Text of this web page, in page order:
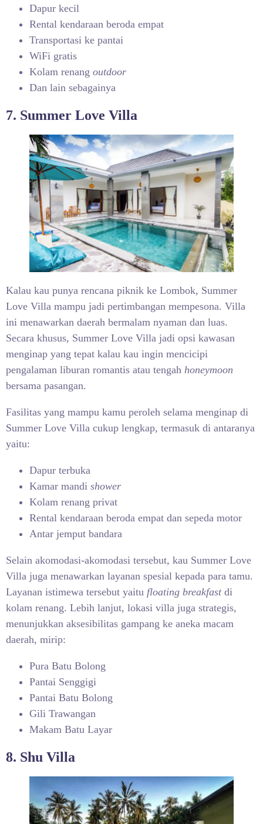
Dapur kecil
Rental kendaraan beroda empat
Transportasi ke pantai
WiFi gratis
Kolam renang outdoor
Dan lain sebagainya
7. Summer Love Villa
Kalau kau punya rencana piknik ke Lombok, Summer
Love Villa mampu jadi pertimbangan mempesona. Villa
ini menawarkan daerah bermalam nyaman dan luas.
Secara khusus, Summer Love Villa jadi opsi kawasan
menginap yang tepat kalau kau ingin mencicipi
pengalaman liburan romantis atau tengah honeymoon
bersama pasangan.
Fasilitas yang mampu kamu peroleh selama menginap di
Summer Love Villa cukup lengkap, termasuk di antaranya
yaitu:
Dapur terbuka
Kamar mandi shower
Kolam renang privat
Rental kendaraan beroda empat dan sepeda motor
Antar jemput bandara
Selain akomodasi-akomodasi tersebut, kau Summer Love
Villa juga menawarkan layanan spesial kepada para tamu.
Layanan istimewa tersebut yaitu floating breakfastdi
kolam renang. Lebih lanjut, lokasi villa juga strategis,
menunjukkan aksesibilitas gampang ke aneka macam
daerah, mirip:
Pura Batu Bolong
Pantai Senggigi
Pantai Batu Bolong
Gili Trawangan
Makam Batu Layar
8. Shu Villa